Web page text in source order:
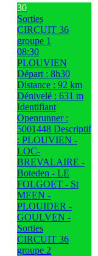
30
Sorties
CIRCUIT 36
groupe 1
08:30
PLOUVIEN
Départ : 8h30
Distance : 92 km
Dénivelé : 631 m
Identifiant
Openrunner :
5001448 Descriptif
: PLOUVIEN -
LOC-
BREVALAIRE -
Boteden - LE
FOLGOET - St
MEEN -
PLOUIDER -
GOULVEN -
Sorties
CIRCUIT 36
groupe 2